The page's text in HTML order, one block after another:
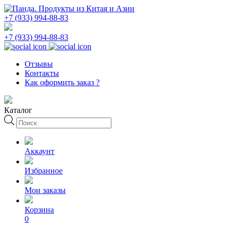
+7 (933) 994-88-83
+7 (933) 994-88-83
Отзывы
Контакты
Как оформить заказ ?
Каталог
Поиск
товаров
Аккаунт
Избранное
Мои заказы
Корзина
0